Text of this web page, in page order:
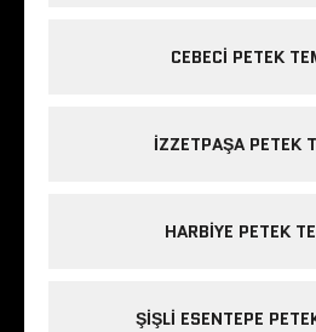
CEBECI PETEK
IZZETPAŞA PETEK
HARBIYE PETEK
ŞIŞLI ESENTEPE